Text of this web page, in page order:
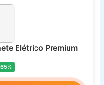
Elétrico Premium